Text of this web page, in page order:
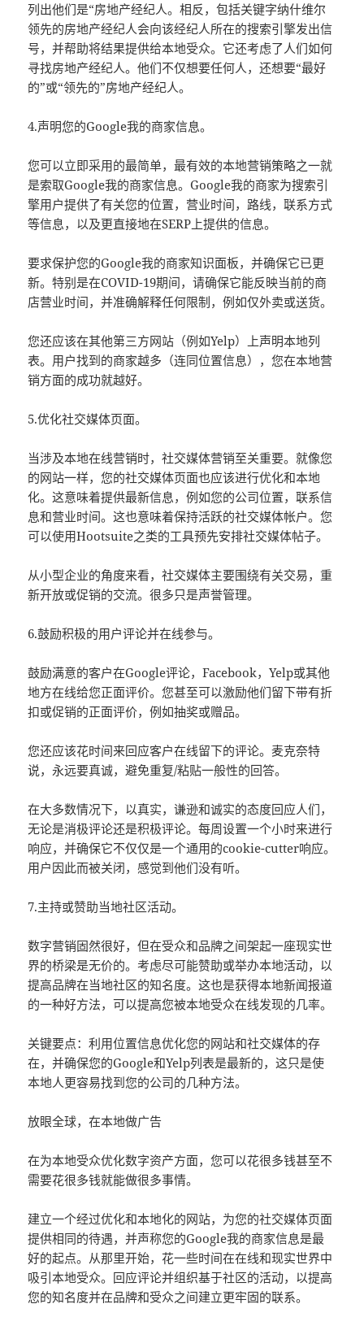
列出他们是“房地产经纪人。相反，包括关键字纳什维尔
领先的房地产经纪人会向该经纪人所在的搜索引擎发出信
号，并帮助将结果提供给本地受众。它还考虑了人们如何
寻找房地产经纪人。他们不仅想要任何人，还想要“最好
的”或“领先的”房地产经纪人。
4.声明您的Google我的商家信息。
您可以立即采用的最简单，最有效的本地营销策略之一就
是索取Google我的商家信息。Google我的商家为搜索引
擎用户提供了有关您的位置，营业时间，路线，联系方式
等信息，以及更直接地在SERP上提供的信息。
要求保护您的Google我的商家知识面板，并确保它已更
新。特别是在COVID-19期间，请确保它能反映当前的商
店营业时间，并准确解释任何限制，例如仅外卖或送货。
您还应该在其他第三方网站（例如Yelp）上声明本地列
表。用户找到的商家越多（连同位置信息），您在本地营
销方面的成功就越好。
5.优化社交媒体页面。
当涉及本地在线营销时，社交媒体营销至关重要。就像您
的网站一样，您的社交媒体页面也应该进行优化和本地
化。这意味着提供最新信息，例如您的公司位置，联系信
息和营业时间。这也意味着保持活跃的社交媒体帐户。您
可以使用Hootsuite之类的工具预先安排社交媒体帖子。
从小型企业的角度来看，社交媒体主要围绕有关交易，重
新开放或促销的交流。很多只是声誉管理。
6.鼓励积极的用户评论并在线参与。
鼓励满意的客户在Google评论，Facebook，Yelp或其他
地方在线给您正面评价。您甚至可以激励他们留下带有折
扣或促销的正面评价，例如抽奖或赠品。
您还应该花时间来回应客户在线留下的评论。麦克奈特
说，永远要真诚，避免重复/粘贴一般性的回答。
在大多数情况下，以真实，谦逊和诚实的态度回应人们，
无论是消极评论还是积极评论。每周设置一个小时来进行
响应，并确保它不仅仅是一个通用的cookie-cutter响应。
用户因此而被关闭，感觉到他们没有听。
7.主持或赞助当地社区活动。
数字营销固然很好，但在受众和品牌之间架起一座现实世
界的桥梁是无价的。考虑尽可能赞助或举办本地活动，以
提高品牌在当地社区的知名度。这也是获得本地新闻报道
的一种好方法，可以提高您被本地受众在线发现的几率。
关键要点：利用位置信息优化您的网站和社交媒体的存
在，并确保您的Google和Yelp列表是最新的，这只是使
本地人更容易找到您的公司的几种方法。
放眼全球，在本地做广告
在为本地受众优化数字资产方面，您可以花很多钱甚至不
需要花很多钱就能做很多事情。
建立一个经过优化和本地化的网站，为您的社交媒体页面
提供相同的待遇，并声称您的Google我的商家信息是最
好的起点。从那里开始，花一些时间在在线和现实世界中
吸引本地受众。回应评论并组织基于社区的活动，以提高
您的知名度并在品牌和受众之间建立更牢固的联系。